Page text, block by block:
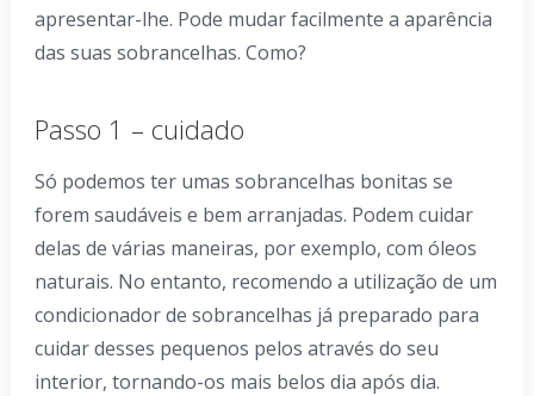
apresentar-lhe. Pode mudar facilmente a aparência
das suas sobrancelhas. Como?
Passo 1 – cuidado
Só podemos ter umas sobrancelhas bonitas se
forem saudáveis e bem arranjadas. Podem cuidar
delas de várias maneiras, por exemplo, com óleos
naturais. No entanto, recomendo a utilização de um
condicionador de sobrancelhas já preparado para
cuidar desses pequenos pelos através do seu
interior, tornando-os mais belos dia após dia.